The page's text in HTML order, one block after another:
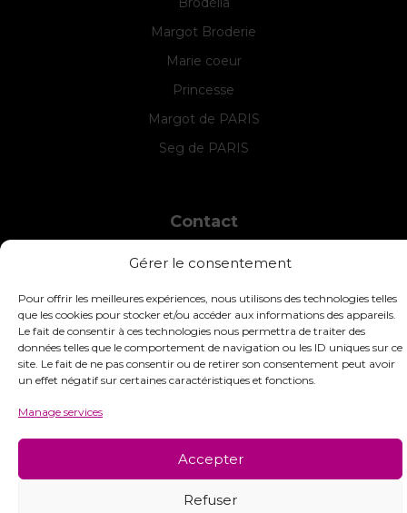
Gérer le consentement
Pour offrir les meilleures expériences, nous utilisons des technologies telles
que les cookies pour stocker et/ou accéder aux informations des appareils.
Le fait de consentir à ces technologies nous permettra de traiter des
données telles que le comportement de navigation ou les ID uniques sur ce
site. Le fait de ne pas consentir ou de retirer son consentement peut avoir
un effet négatif sur certaines caractéristiques et fonctions.
Manage services
Accepter
Refuser
Margot Broderie
Marie coeur
Princesse
Margot de PARIS
Seg de PARIS
Contact
7 Boulevard des Frères Lumière
France
+33 (0)4 74 01 99 80
commandes@interstiss.com
© 2026 Interstiss Loisirs Créatifs. Tous droits réservés.